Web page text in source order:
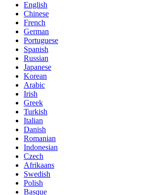
English
Chinese
French
German
Portuguese
Spanish
Russian
Japanese
Korean
Arabic
Irish
Greek
Turkish
Italian
Danish
Romanian
Indonesian
Czech
Afrikaans
Swedish
Polish
Basque